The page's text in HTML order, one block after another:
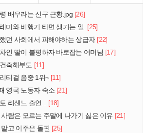
배우라는 신구 근황.jpg [26]
미와 비행기 타면 생기는 일. [25]
던 사회에서 피해야하는 상급자 [22]
인 딸이 불평하자 바로잡는 어머님 [17]
축해부도 [11]
티걸 음중 1위~ [11]
영국 노동자 숙소 [21]
리센느 출연... [18]
람은 모르는 주말에 나가기 싫은 이유 [21]
고 이주은 돌핀 [25]